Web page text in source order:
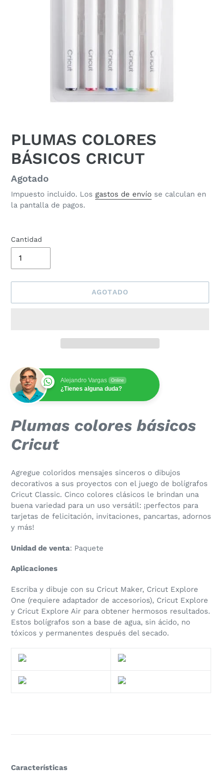
PLUMAS COLORES
BÁSICOS CRICUT
Disponibilidad
Agotado
Impuesto incluido. Los gastos de envío se calculan en
la pantalla de pagos.
Cantidad
AGOTADO
Alejandro Vargas Online
¿Tienes alguna duda?
el
producto
a
carrito
de
compra
Plumas colores básicos
Cricut
Agregue coloridos mensajes sinceros o dibujos
decorativos a sus proyectos con el juego de bolígrafos
Cricut Classic. Cinco colores clásicos le brindan una
buena variedad para un uso versátil: ¡perfectos para
tarjetas de felicitación, invitaciones, pancartas, adornos
y más!
Unidad de venta: Paquete
Aplicaciones
Escriba y dibuje con su Cricut Maker, Cricut Explore
One (requiere adaptador de accesorios), Cricut Explore
y Cricut Explore Air para obtener hermosos resultados.
Estos bolígrafos son a base de agua, sin ácido, no
tóxicos y permanentes después del secado.
Características